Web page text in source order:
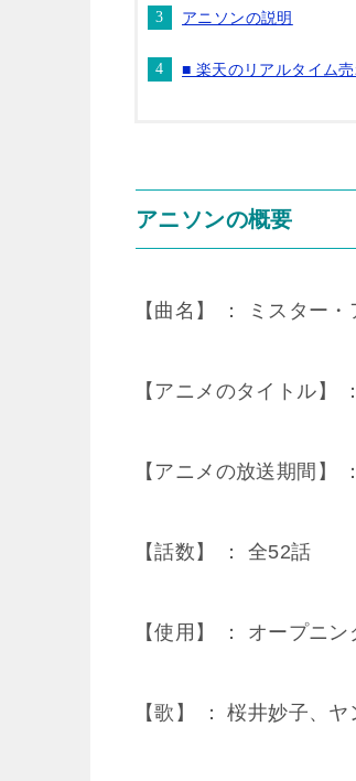
アニソンの説明
■ 楽天のリアルタイム
アニソンの概要
【曲名】 ： ミスター
【アニメのタイトル】
【アニメの放送期間】
【話数】 ： 全52話
【使用】 ： オープニン
【歌】 ： 桜井妙子、